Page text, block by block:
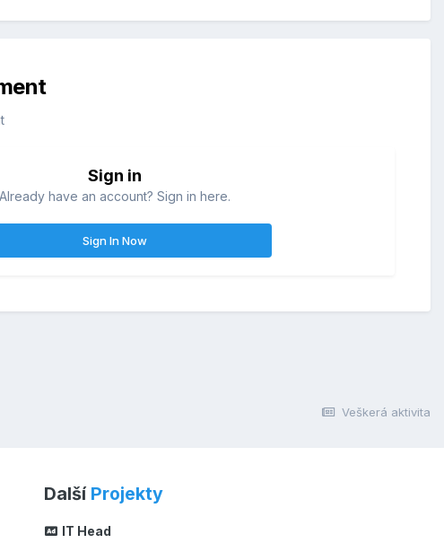
Sign in
Already have an account? Sign in here.
Sign In Now
Veškerá aktivita
Další Projekty
IT Head